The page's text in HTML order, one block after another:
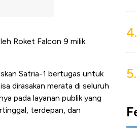
Roket Falcon 9 milik
Satria-1 bertugas untuk
dirasakan merata di seluruh
pada layanan publik yang
terdepan, dan
4.
5.